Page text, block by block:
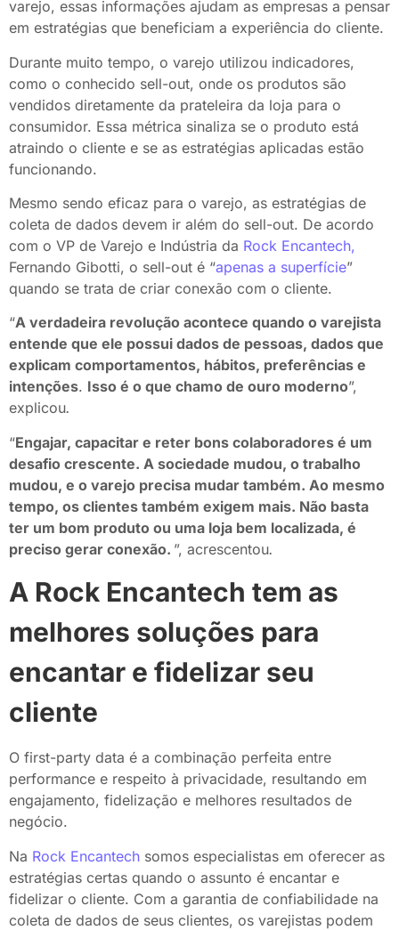
varejo, essas informações ajudam as empresas a pensar
em estratégias que beneficiam a experiência do cliente.
Durante muito tempo, o varejo utilizou indicadores,
como o conhecido sell-out, onde os produtos são
vendidos diretamente da prateleira da loja para o
consumidor. Essa métrica sinaliza se o produto está
atraindo o cliente e se as estratégias aplicadas estão
funcionando.
Mesmo sendo eficaz para o varejo, as estratégias de
coleta de dados devem ir além do sell-out. De acordo
com o VP de Varejo e Indústria da Rock Encantech,
Fernando Gibotti, o sell-out é “apenas a superfície”
quando se trata de criar conexão com o cliente.
“A verdadeira revolução acontece quando o varejista
entende que ele possui dados de pessoas, dados que
explicam comportamentos, hábitos, preferências e
intenções. Isso é o que chamo de ouro moderno”,
explicou.
“Engajar, capacitar e reter bons colaboradores é um
desafio crescente. A sociedade mudou, o trabalho
mudou, e o varejo precisa mudar também. Ao mesmo
tempo, os clientes também exigem mais. Não basta
ter um bom produto ou uma loja bem localizada, é
preciso gerar conexão. ”, acrescentou.
A Rock Encantech tem as
melhores soluções para
encantar e fidelizar seu
cliente
O first-party data é a combinação perfeita entre
performance e respeito à privacidade, resultando em
engajamento, fidelização e melhores resultados de
negócio.
Na Rock Encantech somos especialistas em oferecer as
estratégias certas quando o assunto é encantar e
fidelizar o cliente. Com a garantia de confiabilidade na
coleta de dados de seus clientes, os varejistas podem